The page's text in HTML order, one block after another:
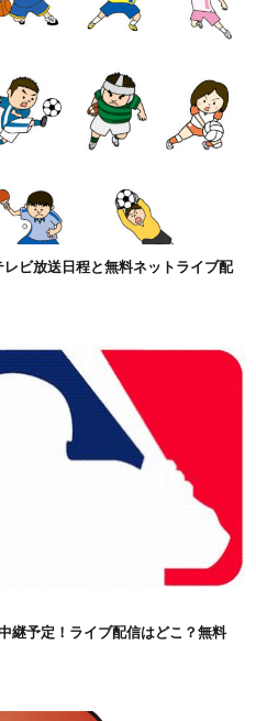
ビ放送日程と無料ネットライブ配
継予定！ライブ配信はどこ？無料